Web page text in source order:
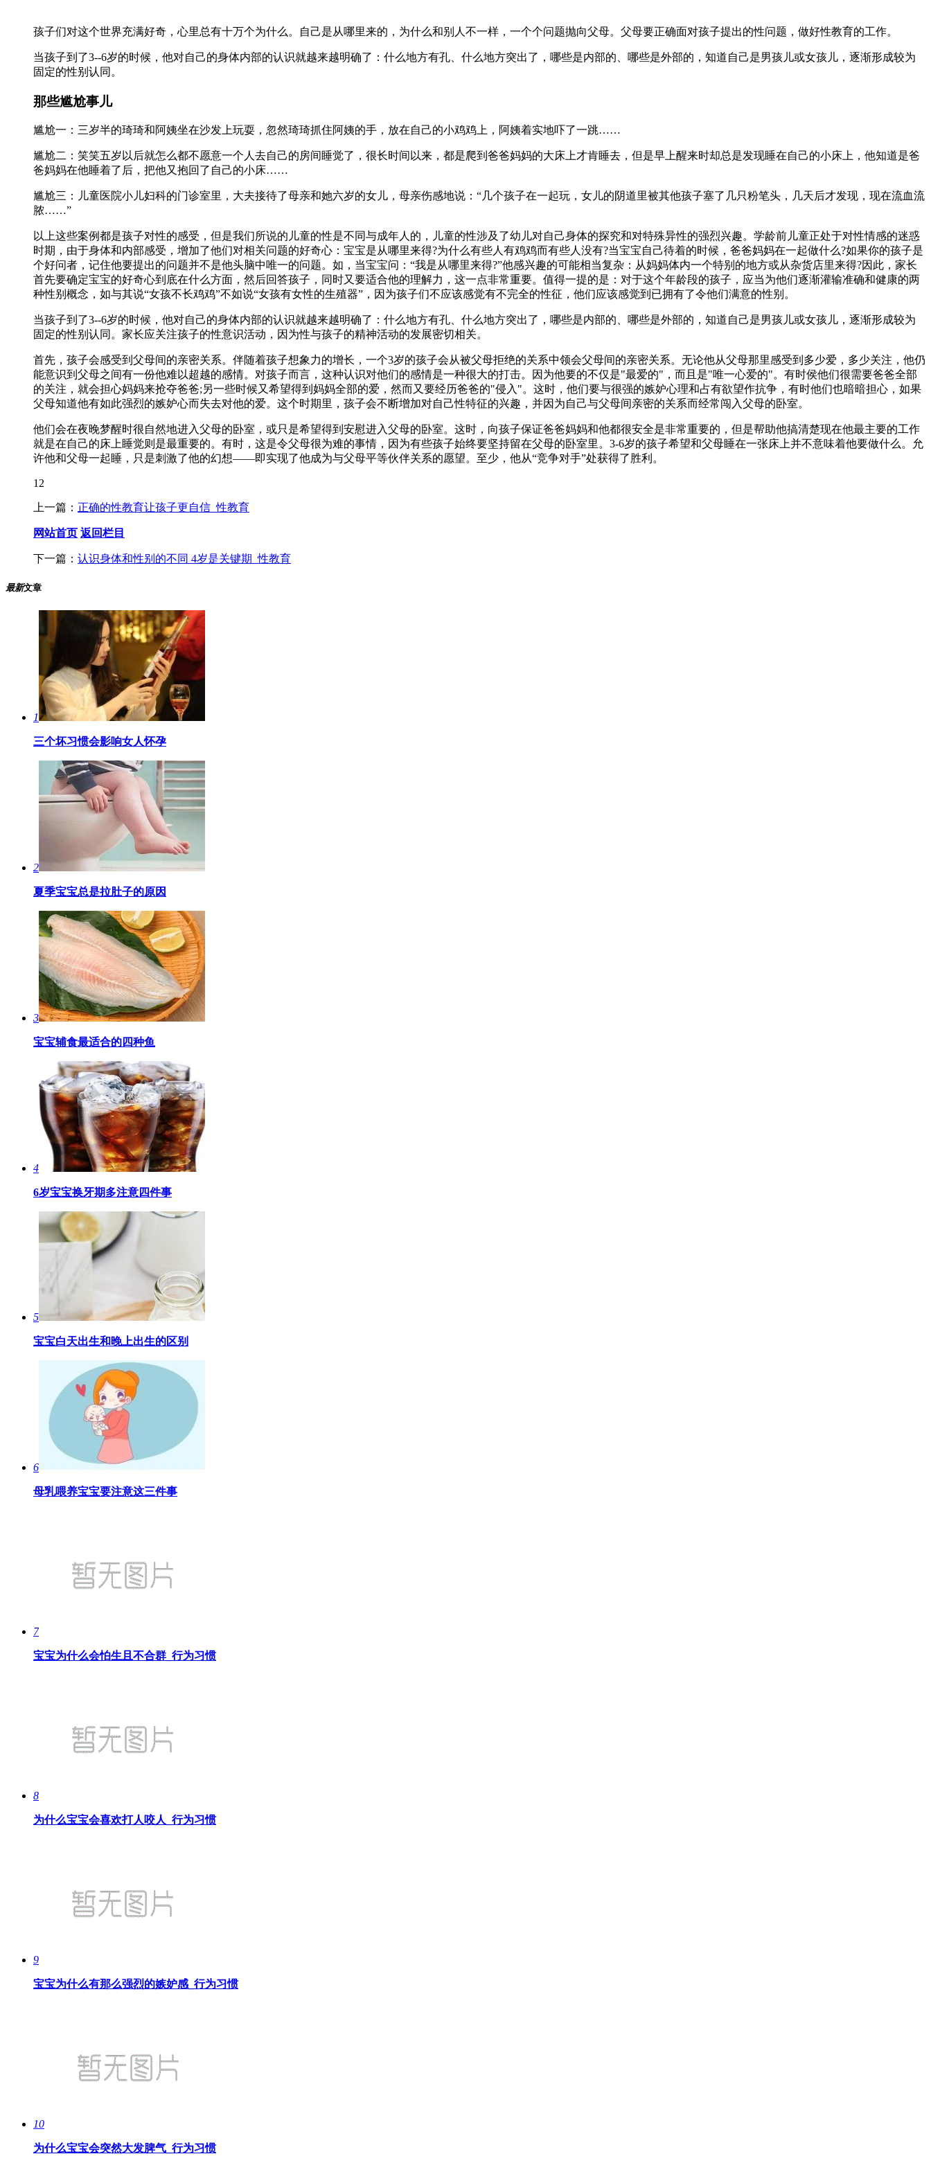
孩子们对这个世界充满好奇，心里总有十万个为什么。自己是从哪里来的，为什么和别人不一样，一个个问题抛向父母。父母要正确面对孩子提出的性问题，做好性教育的工作。
当孩子到了3--6岁的时候，他对自己的身体内部的认识就越来越明确了：什么地方有孔、什么地方突出了，哪些是内部的、哪些是外部的，知道自己是男孩儿或女孩儿，逐渐形成较为
固定的性别认同。
那些尴尬事儿
尴尬一：三岁半的琦琦和阿姨坐在沙发上玩耍，忽然琦琦抓住阿姨的手，放在自己的小鸡鸡上，阿姨着实地吓了一跳……
尴尬二：笑笑五岁以后就怎么都不愿意一个人去自己的房间睡觉了，很长时间以来，都是爬到爸爸妈妈的大床上才肯睡去，但是早上醒来时却总是发现睡在自己的小床上，他知道是爸
爸妈妈在他睡着了后，把他又抱回了自己的小床……
尴尬三：儿童医院小儿妇科的门诊室里，大夫接待了母亲和她六岁的女儿，母亲伤感地说：“几个孩子在一起玩，女儿的阴道里被其他孩子塞了几只粉笔头，几天后才发现，现在流血流
脓……”
以上这些案例都是孩子对性的感受，但是我们所说的儿童的性是不同与成年人的，儿童的性涉及了幼儿对自己身体的探究和对特殊异性的强烈兴趣。学龄前儿童正处于对性情感的迷惑
时期，由于身体和内部感受，增加了他们对相关问题的好奇心：宝宝是从哪里来得?为什么有些人有鸡鸡而有些人没有?当宝宝自己待着的时候，爸爸妈妈在一起做什么?如果你的孩子是
个好问者，记住他要提出的问题并不是他头脑中唯一的问题。如，当宝宝问：“我是从哪里来得?”他感兴趣的可能相当复杂：从妈妈体内一个特别的地方或从杂货店里来得?因此，家长
首先要确定宝宝的好奇心到底在什么方面，然后回答孩子，同时又要适合他的理解力，这一点非常重要。值得一提的是：对于这个年龄段的孩子，应当为他们逐渐灌输准确和健康的两
种性别概念，如与其说“女孩不长鸡鸡”不如说“女孩有女性的生殖器”，因为孩子们不应该感觉有不完全的性征，他们应该感觉到已拥有了令他们满意的性别。
当孩子到了3--6岁的时候，他对自己的身体内部的认识就越来越明确了：什么地方有孔、什么地方突出了，哪些是内部的、哪些是外部的，知道自己是男孩儿或女孩儿，逐渐形成较为
固定的性别认同。家长应关注孩子的性意识活动，因为性与孩子的精神活动的发展密切相关。
首先，孩子会感受到父母间的亲密关系。伴随着孩子想象力的增长，一个3岁的孩子会从被父母拒绝的关系中领会父母间的亲密关系。无论他从父母那里感受到多少爱，多少关注，他仍
能意识到父母之间有一份他难以超越的感情。对孩子而言，这种认识对他们的感情是一种很大的打击。因为他要的不仅是"最爱的"，而且是"唯一心爱的"。有时侯他们很需要爸爸全部
的关注，就会担心妈妈来抢夺爸爸;另一些时候又希望得到妈妈全部的爱，然而又要经历爸爸的"侵入"。这时，他们要与很强的嫉妒心理和占有欲望作抗争，有时他们也暗暗担心，如果
父母知道他有如此强烈的嫉妒心而失去对他的爱。这个时期里，孩子会不断增加对自己性特征的兴趣，并因为自己与父母间亲密的关系而经常闯入父母的卧室。
他们会在夜晚梦醒时很自然地进入父母的卧室，或只是希望得到安慰进入父母的卧室。这时，向孩子保证爸爸妈妈和他都很安全是非常重要的，但是帮助他搞清楚现在他最主要的工作
就是在自己的床上睡觉则是最重要的。有时，这是令父母很为难的事情，因为有些孩子始终要坚持留在父母的卧室里。3-6岁的孩子希望和父母睡在一张床上并不意味着他要做什么。允
许他和父母一起睡，只是刺激了他的幻想——即实现了他成为与父母平等伙伴关系的愿望。至少，他从“竞争对手”处获得了胜利。
12
上一篇： 正确的性教育让孩子更自信_性教育
网站首页 返回栏目
下一篇： 认识身体和性别的不同 4岁是关键期_性教育
最新文章
1
三个坏习惯会影响女人怀孕
2
夏季宝宝总是拉肚子的原因
3
宝宝辅食最适合的四种鱼
4
6岁宝宝换牙期多注意四件事
5
宝宝白天出生和晚上出生的区别
6
母乳喂养宝宝要注意这三件事
7
宝宝为什么会怕生且不合群_行为习惯
8
为什么宝宝会喜欢打人咬人_行为习惯
9
宝宝为什么有那么强烈的嫉妒感_行为习惯
10
为什么宝宝会突然大发脾气_行为习惯